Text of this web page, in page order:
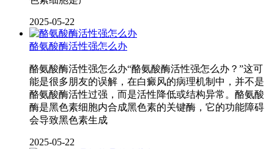
2025-05-22
酪氨酸酶活性强怎么办
酪氨酸酶活性强怎么办“酪氨酸酶活性强怎么办？”这可
能是很多朋友的误解，在白癜风的病理机制中，并不是
酪氨酸酶活性过强，而是活性降低或结构异常。酪氨酸
酶是黑色素细胞内合成黑色素的关键酶，它的功能障碍
会导致黑色素生成
2025-05-22